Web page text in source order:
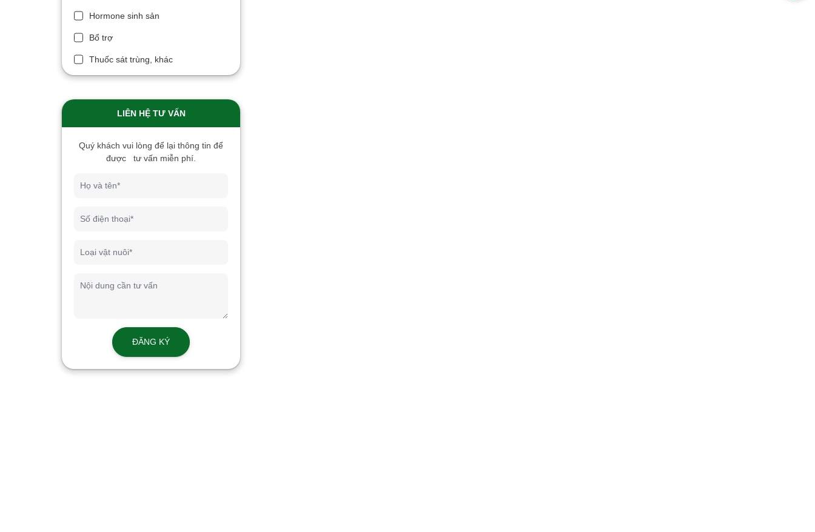
Hormone sinh sản
Bổ trợ
Thuốc sát trùng, khác
LIÊN HỆ TƯ VẤN
Quý khách vui lòng để lại thông tin để
được tư vấn miễn phí.